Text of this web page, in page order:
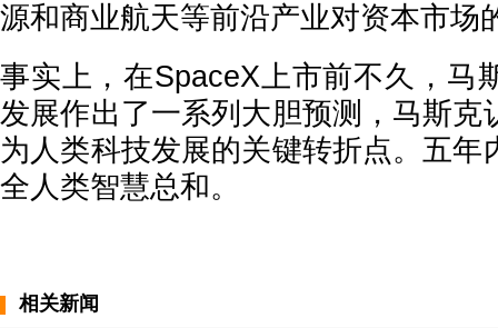
源和商业航天等前沿产业对资本市场
事实上，在SpaceX上市前不久，马
发展作出了一系列大胆预测，马斯克
为人类科技发展的关键转折点。五年
全人类智慧总和。
相关新闻